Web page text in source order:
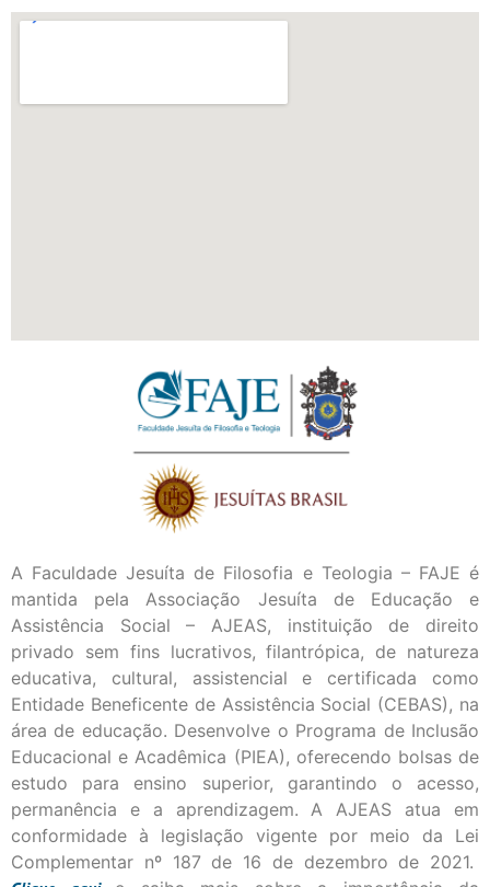
A Faculdade Jesuíta de Filosofia e Teologia – FAJE é
mantida pela Associação Jesuíta de Educação e
Assistência Social – AJEAS, instituição de direito
privado sem fins lucrativos, filantrópica, de natureza
educativa, cultural, assistencial e certificada como
Entidade Beneficente de Assistência Social (CEBAS), na
área de educação. Desenvolve o Programa de Inclusão
Educacional e Acadêmica (PIEA), oferecendo bolsas de
estudo para ensino superior, garantindo o acesso,
permanência e a aprendizagem. A AJEAS atua em
conformidade à legislação vigente por meio da Lei
Complementar nº 187 de 16 de dezembro de 2021.